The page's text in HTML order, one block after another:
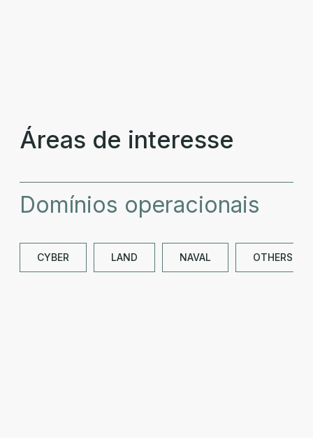
Áreas de interesse
Domínios operacionais
CYBER LAND NAVAL OTHERS